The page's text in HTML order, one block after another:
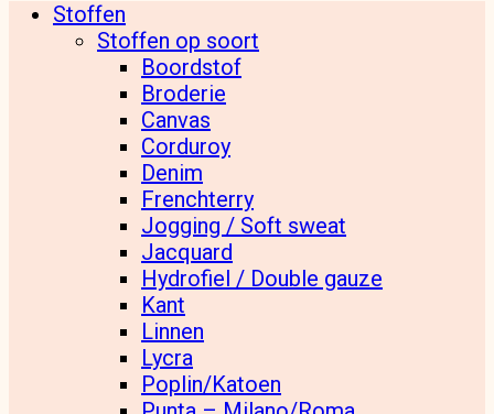
Stoffen
Stoffen op soort
Boordstof
Broderie
Canvas
Corduroy
Denim
Frenchterry
Jogging / Soft sweat
Jacquard
Hydrofiel / Double gauze
Kant
Linnen
Lycra
Poplin/Katoen